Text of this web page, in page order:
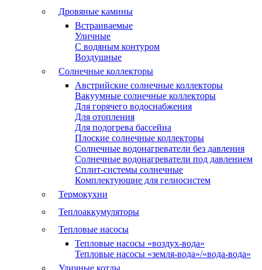
Дровяные камины
Встраиваемые
Уличные
С водяным контуром
Воздушные
Солнечные коллекторы
Австрийские солнечные коллекторы
Вакуумные солнечные коллекторы
Для горячего водоснабжения
Для отопления
Для подогрева бассейна
Плоские солнечные коллекторы
Солнечные водонагреватели без давления
Солнечные водонагреватели под давлением
Сплит-системы солнечные
Комплектующие для гелиосистем
Термокухни
Теплоаккумуляторы
Тепловые насосы
Тепловые насосы «воздух-вода»
Тепловые насосы «земля-вода»/«вода-вода»
Уличные котлы